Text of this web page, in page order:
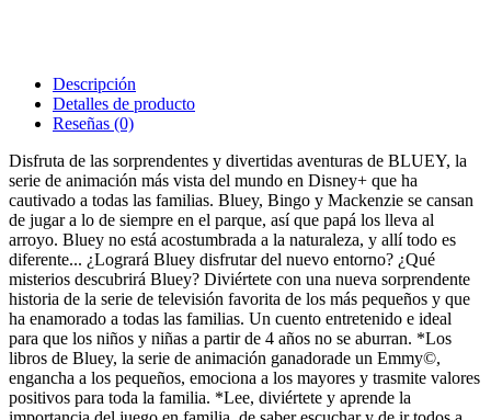
Descripción
Detalles de producto
Reseñas (0)
Disfruta de las sorprendentes y divertidas aventuras de BLUEY, la
serie de animación más vista del mundo en Disney+ que ha
cautivado a todas las familias. Bluey, Bingo y Mackenzie se cansan
de jugar a lo de siempre en el parque, así que papá los lleva al
arroyo. Bluey no está acostumbrada a la naturaleza, y allí todo es
diferente... ¿Logrará Bluey disfrutar del nuevo entorno? ¿Qué
misterios descubrirá Bluey? Diviértete con una nueva sorprendente
historia de la serie de televisión favorita de los más pequeños y que
ha enamorado a todas las familias. Un cuento entretenido e ideal
para que los niños y niñas a partir de 4 años no se aburran. *Los
libros de Bluey, la serie de animación ganadorade un Emmy©,
engancha a los pequeños, emociona a los mayores y trasmite valores
positivos para toda la familia. *Lee, diviértete y aprende la